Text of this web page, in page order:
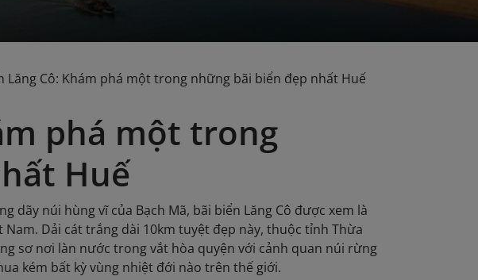
Lăng Cô: Khám phá một trong những bãi biển đẹp nhất Huế
phá một trong
Huế
dãy núi hùng vĩ của Bạch Mã, bãi biển Lăng Cô được xem là
Dải cát trắng dài 10km tuyệt đẹp này, thuộc tỉnh Thừa
sơ nơi làn nước trong vắt hòa quyện với cảnh quan núi rừng
kém bất kỳ vùng nhiệt đới nào trên thế giới.